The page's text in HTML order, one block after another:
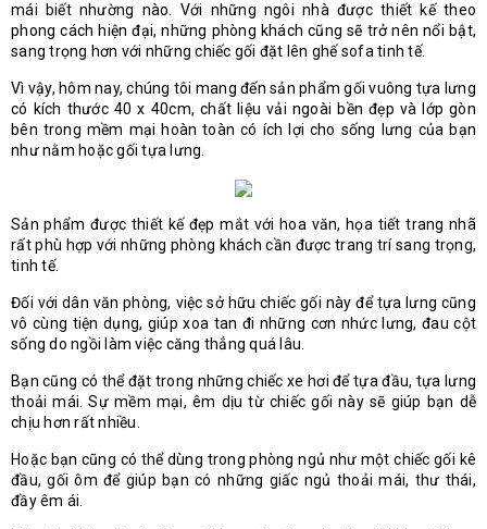
mái biết nhường nào. Với những ngôi nhà được thiết kế theo
phong cách hiện đại, những phòng khách cũng sẽ trở nên nổi bật,
sang trọng hơn với những chiếc gối đặt lên ghế sofa tinh tế.
Vì vậy, hôm nay, chúng tôi mang đến sản phẩm gối vuông tựa lưng
có kích thước 40 x 40cm, chất liệu vải ngoài bền đẹp và lớp gòn
bên trong mềm mại hoàn toàn có ích lợi cho sống lưng của bạn
như nằm hoặc gối tựa lưng.
Sản phẩm được thiết kế đẹp mắt với hoa văn, họa tiết trang nhã
rất phù hợp với những phòng khách cần được trang trí sang trọng,
tinh tế.
Đối với dân văn phòng, việc sở hữu chiếc gối này để tựa lưng cũng
vô cùng tiện dụng, giúp xoa tan đi những cơn nhức lưng, đau cột
sống do ngồi làm việc căng thẳng quá lâu.
Bạn cũng có thể đặt trong những chiếc xe hơi để tựa đầu, tựa lưng
thoải mái. Sự mềm mại, êm dịu từ chiếc gối này sẽ giúp bạn dễ
chịu hơn rất nhiều.
Hoặc bạn cũng có thể dùng trong phòng ngủ như một chiếc gối kê
đầu, gối ôm để giúp bạn có những giấc ngủ thoải mái, thư thái,
đầy êm ái.